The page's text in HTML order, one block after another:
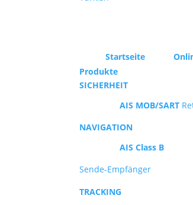
Startseite
Produkte
SICHERHEIT
AIS MOB/SART
NAVIGATION
AIS Class B
Sende-Empfänger
TRACKING